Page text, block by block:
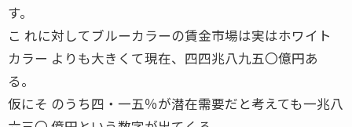
す。
こ れに対してブルーカラーの賃金市場は実はホワイト
カラー よりも大きくて現在、四四兆八九五〇億円あ
る。
仮にそ のうち四・一五％が潜在需要だと考えても一兆八